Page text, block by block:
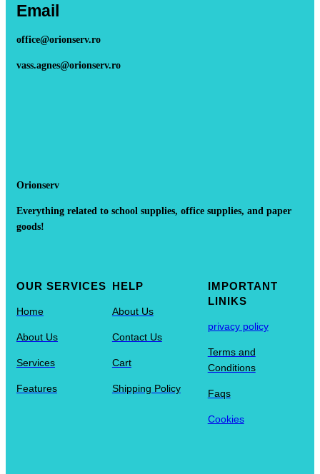
Email
office@orionserv.ro
vass.agnes@orionserv.ro
Orionserv
Everything related to school supplies, office supplies, and paper
goods!
OUR SERVICES
Home
About Us
Services
Features
HELP
About Us
Contact Us
Cart
Shipping Policy
IMPORTANT
LINIKS
privacy policy
Terms and
Conditions
Faqs
Cookies